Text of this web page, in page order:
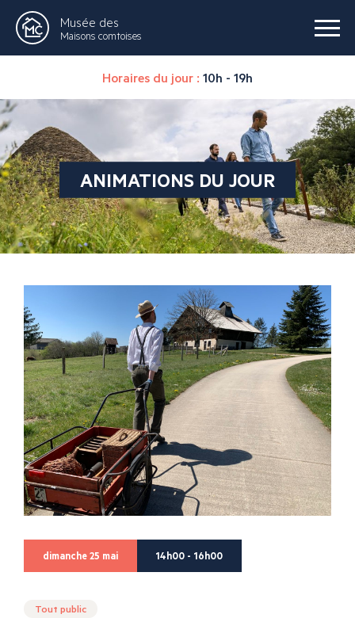
Musée des
Maisons comtoises
Horaires du jour : 10h - 19h
ANIMATIONS DU JOUR
dimanche 25 mai 14h00 - 16h00
Tout public